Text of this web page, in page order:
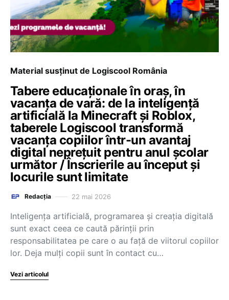
Material susținut de Logiscool România
Tabere educaționale în oraș, în
vacanța de vară: de la inteligență
artificială la Minecraft și Roblox,
taberele Logiscool transformă
vacanța copiilor într-un avantaj
digital neprețuit pentru anul școlar
următor / Înscrierile au început și
locurile sunt limitate
Redacția 22 mai 2026
Inteligența artificială, programarea și creația digitală
sunt exact ceea ce caută părinții prin
responsabilitatea pe care o au față de viitorul copiilor
lor. Deja mulți copii sunt în contact cu…
Vezi articolul